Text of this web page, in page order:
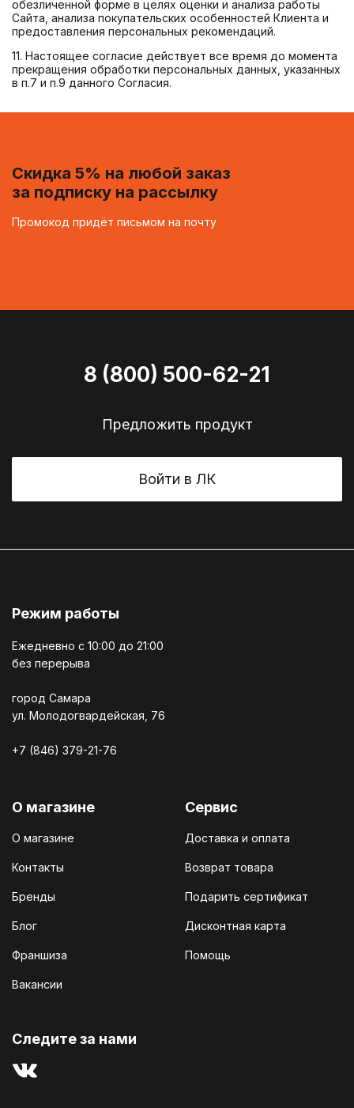
обезличенной форме в целях оценки и анализа работы
Сайта, анализа покупательских особенностей Клиента и
предоставления персональных рекомендаций.
11. Настоящее согласие действует все время до момента
прекращения обработки персональных данных, указанных
в п.7 и п.9 данного Согласия.
Скидка 5% на любой заказ
за подписку на рассылку
Промокод придёт письмом на почту
8 (800) 500-62-21
Предложить продукт
Войти в ЛК
Режим работы
Ежедневно c 10:00 до 21:00
без перерыва
город Самара
ул. Молодогвардейская, 76
+7 (846) 379-21-76
О магазине
О магазине
Контакты
Бренды
Блог
Франшиза
Вакансии
Сервис
Доставка и оплата
Возврат товара
Подарить сертификат
Дисконтная карта
Помощь
Cледите за нами